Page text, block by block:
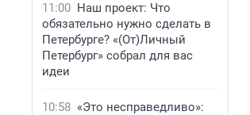
11:00 Наш проект: Что
обязательно нужно сделать в
Петербурге? «(От)Личный
Петербург» собрал для вас
идеи
10:58 «Это несправедливо»: